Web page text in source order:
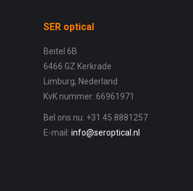
SER optical
Beitel 6B
6466 GZ Kerkrade
Limburg, Nederland
KvK nummer: 66961971
Bel ons nu: +31 45 8881257
E-mail: info@seroptical.nl